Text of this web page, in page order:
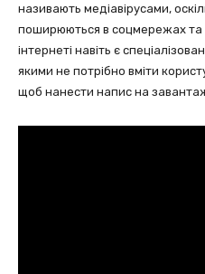
називають медіавірусами,
поширюються в соцмережах та
інтернеті навіть є
якими не потрібно вміти
щоб нанести напис на